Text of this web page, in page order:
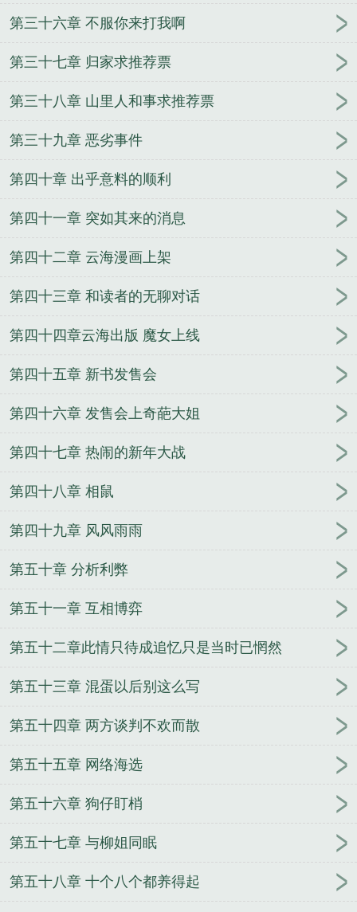
第三十六章 不服你来打我啊
第三十七章 归家求推荐票
第三十八章 山里人和事求推荐票
第三十九章 恶劣事件
第四十章 出乎意料的顺利
第四十一章 突如其来的消息
第四十二章 云海漫画上架
第四十三章 和读者的无聊对话
第四十四章云海出版 魔女上线
第四十五章 新书发售会
第四十六章 发售会上奇葩大姐
第四十七章 热闹的新年大战
第四十八章 相鼠
第四十九章 风风雨雨
第五十章 分析利弊
第五十一章 互相博弈
第五十二章此情只待成追忆只是当时已惘然
第五十三章 混蛋以后别这么写
第五十四章 两方谈判不欢而散
第五十五章 网络海选
第五十六章 狗仔盯梢
第五十七章 与柳姐同眠
第五十八章 十个八个都养得起